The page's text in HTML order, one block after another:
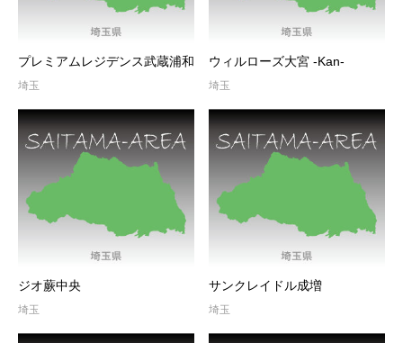
プレミアムレジデンス武蔵浦和
埼玉
ウィルローズ大宮 -Kan-
埼玉
ジオ蕨中央
埼玉
サンクレイドル成増
埼玉